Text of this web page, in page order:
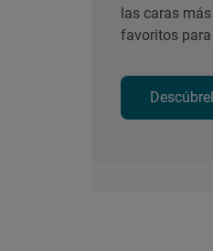
las caras
favoritos para